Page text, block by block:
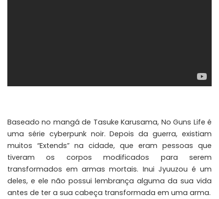
Baseado no mangá de Tasuke Karusama, No Guns Life é
uma série cyberpunk noir. Depois da guerra, existiam
muitos “Extends” na cidade, que eram pessoas que
tiveram os corpos modificados para serem
transformados em armas mortais. Inui Jyuuzou é um
deles, e ele não possui lembrança alguma da sua vida
antes de ter a sua cabeça transformada em uma arma.